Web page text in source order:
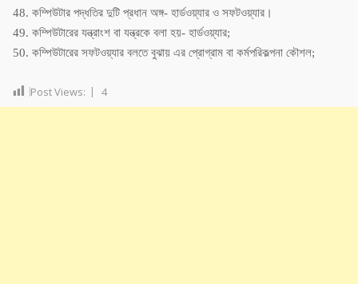
কম্পিউটার পদ্ধতির দুটি প্রধান অঙ্গ- হার্ডওয়্যার ও সফটওয়্যার।
কম্পিউটারের যন্ত্রাংশ বা যন্ত্রকে বলা হয়- হার্ডওয়্যার;
কম্পিউটারের সফটওয়্যার বলতে বুঝায় এর প্রোগ্রাম বা কর্মপরিকল্পনা কৌশল;
Post Views: 4